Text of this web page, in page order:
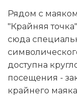
Рядом с
"Крайняя
сюда
доступна
посещения -
крайнего